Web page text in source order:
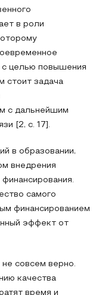
в роли
с целью повышения
стоит задача
с дальнейшим
[2, с. 17].
в образовании,
внедрения
самого
финансированием
эффект от
совсем верно.
качества
время и